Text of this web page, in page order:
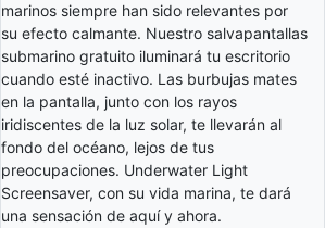
marinos siempre han sido relevantes por
su efecto calmante. Nuestro salvapantallas
submarino gratuito iluminará tu escritorio
cuando esté inactivo. Las burbujas mates
en la pantalla, junto con los rayos
iridiscentes de la luz solar, te llevarán al
fondo del océano, lejos de tus
preocupaciones. Underwater Light
Screensaver, con su vida marina, te dará
una sensación de aquí y ahora.